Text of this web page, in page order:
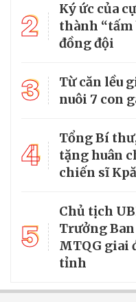
2
Ký ức của
thành “tấm
đồng đội
3
Từ căn lều
nuôi 7 con
4
Tổng Bí
tặng huân
chiến sĩ
5
Chủ tịch
Trưởng
MTQG giai
tỉnh